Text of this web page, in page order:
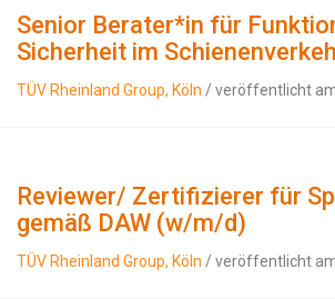
Senior Berater*in für
Sicherheit im
TÜV Rheinland Group, Köln / veröffentlicht
Reviewer/ Zertifizierer für
gemäß DAW (w/m/d)
TÜV Rheinland Group, Köln / veröffentlicht